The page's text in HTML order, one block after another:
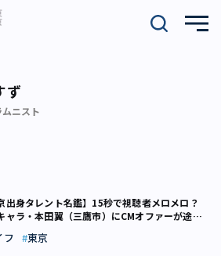
ず
ニスト
出身タレント名鑑】15秒で視聴者メロメロ？
ャラ・本田翼（三鷹市）にCMオファーが途切
フ 東京